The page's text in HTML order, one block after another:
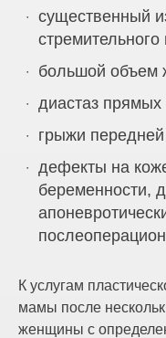
существенный
стремительного
большой объем
диастаз
грыжи
дефекты на
беременности,
К услугам
мамы после
женщины с